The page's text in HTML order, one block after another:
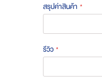
สรุปค่าสินค้า
รีวิว